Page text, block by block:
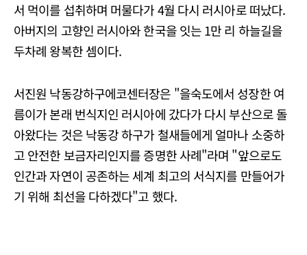
서 먹이를 섭취하며 머물다가 4월 다시 러시아로 떠났다.
아버지의 고향인 러시아와 한국을 잇는 1만 리 하늘길을
두차례 왕복한 셈이다.
서진원 낙동강하구에코센터장은 "을숙도에서 성장한 여
름이가 본래 번식지인 러시아에 갔다가 다시 부산으로 돌
아왔다는 것은 낙동강 하구가 철새들에게 얼마나 소중하
고 안전한 보금자리인지를 증명한 사례"라며 "앞으로도
인간과 자연이 공존하는 세계 최고의 서식지를 만들어가
기 위해 최선을 다하겠다"고 했다.